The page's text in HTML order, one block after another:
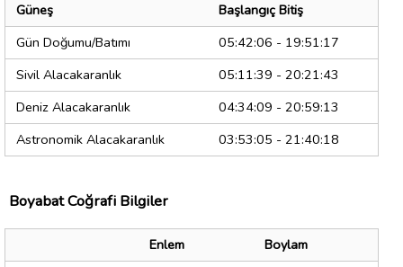
Güneş
Başlangıç Bitiş
Gün Doğumu/Batımı
05:42:06 - 19:51:17
Sivil Alacakaranlık
05:11:39 - 20:21:43
Deniz Alacakaranlık
04:34:09 - 20:59:13
Astronomik Alacakaranlık
03:53:05 - 21:40:18
Boyabat Coğrafi Bilgiler
Enlem
Boylam